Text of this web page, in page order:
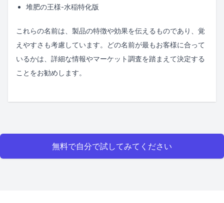
堆肥の王様-水稲特化版
これらの名前は、製品の特徴や効果を伝えるものであり、覚
えやすさも考慮しています。どの名前が最もお客様に合って
いるかは、詳細な情報やマーケット調査を踏まえて決定する
ことをお勧めします。
無料で自分で試してみてください